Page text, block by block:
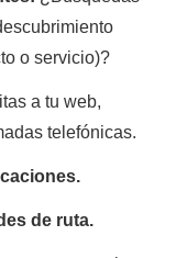
o servicio)?
a tu web,
telefónicas.
de ruta.